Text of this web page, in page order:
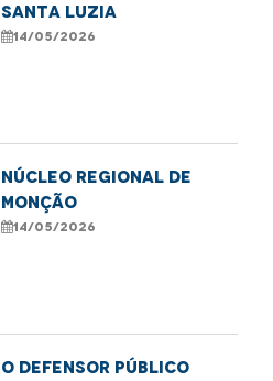
SANTA LUZIA
14/05/2026
NÚCLEO REGIONAL DE
MONÇÃO
14/05/2026
O defensor público